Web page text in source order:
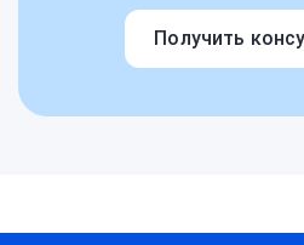
Получить